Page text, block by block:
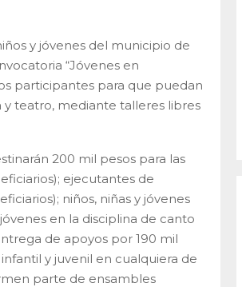
y jóvenes del municipio de
“Jóvenes en
participantes para que puedan
y teatro, mediante talleres libres
200 mil pesos para las
ejecutantes de
niños, niñas y jóvenes
en la disciplina de canto
de apoyos por 190 mil
y juvenil en cualquiera de
parte de ensambles